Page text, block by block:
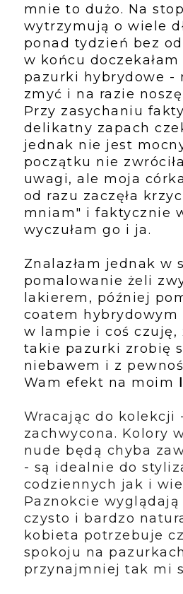
mnie to dużo. Na
wytrzymują o wiele
ponad tydzień bez
w końcu
pazurki hybrydowe -
zmyć i na razie
Przy zasychaniu
delikatny zapach
jednak nie jest
początku nie
uwagi, ale moja
od razu zaczęła
mniam" i faktycznie
wyczułam go i ja.
Znalazłam jednak w
pomalowanie żeli
lakierem, później
coatem
w lampie i coś czuję,
takie pazurki zrobię
niebawem i z
Wam efekt na moim
Wracając do kolekcji
zachwycona. Kolory
nude będą chyba
- są idealnie do
codziennych jak i
Paznokcie wyglądają
czysto i bardzo
kobieta potrzebuje
spokoju na
przynajmniej tak mi